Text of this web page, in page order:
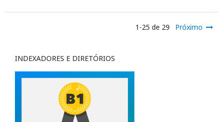
1-25 de 29 Próximo
INDEXADORES E DIRETÓRIOS